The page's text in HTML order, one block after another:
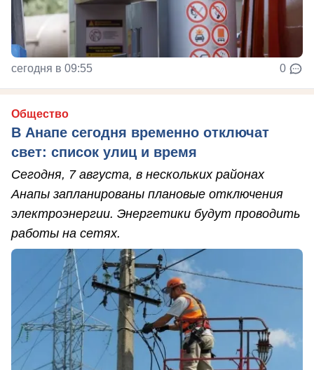
сегодня в 09:55 0
Общество
В Анапе сегодня временно отключат
свет: список улиц и время
Сегодня, 7 августа, в нескольких районах
Анапы запланированы плановые отключения
электроэнергии. Энергетики будут проводить
работы на сетях.